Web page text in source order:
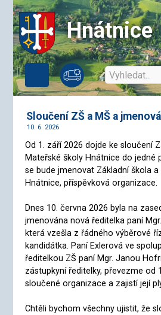
Hnátnice
Sloučení ZŠ a MŠ a
10. 6. 2026
Od 1. září 2026 dojde ke sloučení
Mateřské školy Hnátnice do jedné
se bude jmenovat Základní škola
Hnátnice, příspěvková organizace.
Dnes 10. června 2026 byla na
jmenována nová ředitelka paní
která vzešla z řádného výběrové
kandidátka. Paní Exlerová ve
ředitelkou ZŠ paní Mgr. Janou
zástupkyní ředitelky, převezme od
sloučené organizace a zajistí její
Chtěli bychom všechny ujistit, že